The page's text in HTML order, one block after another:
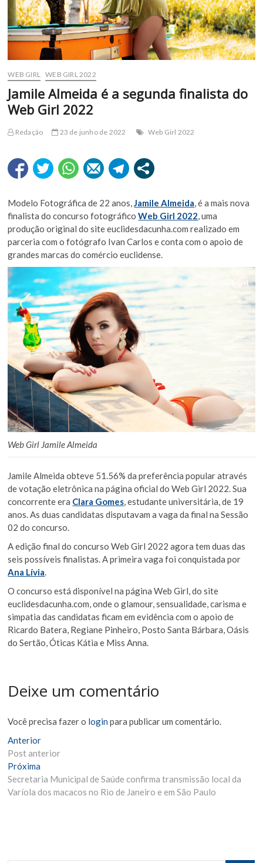
WEB GIRL WEB GIRL 2022
Jamile Almeida é a segunda finalista do
Web Girl 2022
Redação 23 de junho de 2022 Web Girl 2022
Modelo Fotográfica de 22 anos,Jamile Almeida, é a mais nova
finalista do concurso fotográficoWeb Girl 2022, uma
produção original do site euclidesdacunha.com realizado em
parceria com o fotógrafo Ivan Carlos e conta com o apoio de
grandes marcas do comércio euclidense.
Web Girl Jamile Almeida
Jamile Almeida obteve 51.56% da preferência popular através
de votação eletrônica na página oficial do Web Girl 2022. Sua
concorrente era Clara Gomes, estudante universitária, de 19
anos. As duas candidatas disputavam a vaga da final na Sessão
02 do concurso.
A edição final do concurso Web Girl 2022 agora tem duas das
seis possíveis finalistas. A primeira vaga foi conquistada por
Ana Lívia.
O concurso está disponível na página Web Girl, do site
euclidesdacunha.com, onde o glamour, sensualidade, carisma e
simpatia das candidatas ficam em evidência com o apoio de
Ricardo Batera, Regiane Pinheiro, Posto Santa Bárbara, Oásis
do Sertão, Óticas Kátia e Miss Anna.
Deixe um comentário
Você precisa fazer o login para publicar um comentário.
Navegação
de
Post
AnteriorMatéria
Anterior:
Post anterior
Próxima
Materia:
Secretaria Municipal de Saúde confirma transmissão local da
Varíola dos macacos no Rio de Janeiro e em São Paulo